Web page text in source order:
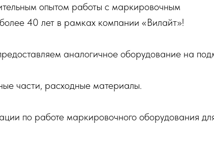
опытом работы с маркировочным
40 лет в рамках компании «Вилайт»!
аналогичное оборудование на
части, расходные материалы.
по работе маркировочного оборудования